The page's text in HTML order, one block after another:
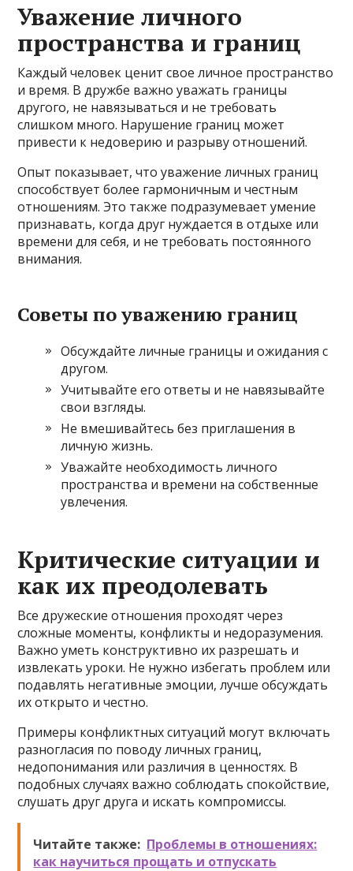
Уважение личного
пространства и границ
Каждый человек ценит свое личное пространство
и время. В дружбе важно уважать границы
другого, не навязываться и не требовать
слишком много. Нарушение границ может
привести к недоверию и разрыву отношений.
Опыт показывает, что уважение личных границ
способствует более гармоничным и честным
отношениям. Это также подразумевает умение
признавать, когда друг нуждается в отдыхе или
времени для себя, и не требовать постоянного
внимания.
Советы по уважению границ
Обсуждайте личные границы и ожидания с
другом.
Учитывайте его ответы и не навязывайте
свои взгляды.
Не вмешивайтесь без приглашения в
личную жизнь.
Уважайте необходимость личного
пространства и времени на собственные
увлечения.
Критические ситуации и
как их преодолевать
Все дружеские отношения проходят через
сложные моменты, конфликты и недоразумения.
Важно уметь конструктивно их разрешать и
извлекать уроки. Не нужно избегать проблем или
подавлять негативные эмоции, лучше обсуждать
их открыто и честно.
Примеры конфликтных ситуаций могут включать
разногласия по поводу личных границ,
недопонимания или различия в ценностях. В
подобных случаях важно соблюдать спокойствие,
слушать друг друга и искать компромиссы.
Читайте также: Проблемы в отношениях:
как научиться прощать и отпускать